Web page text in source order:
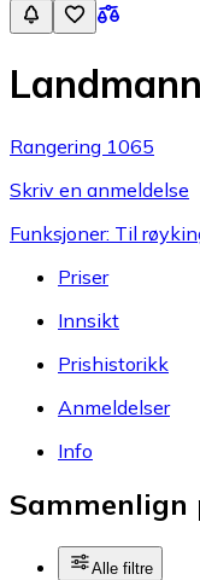
Rangering 1065
Skriv en anmeldelse
Funksjoner: Til
Priser
Innsikt
Prishistorikk
Anmeldelser
Info
Alle filtre